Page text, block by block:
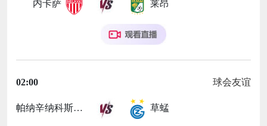
内卡萨 莱昂
02:00 球会友谊
帕纳辛纳科斯 草蜢